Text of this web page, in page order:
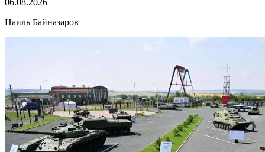
06.08.2026
Наиль Байназаров